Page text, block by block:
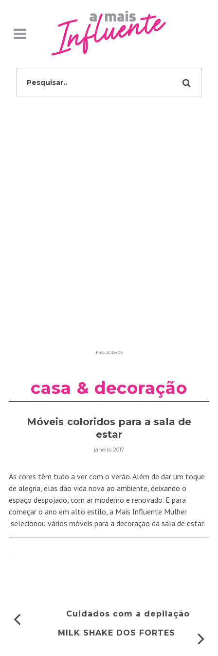
PUBLICIDADE
casa & decoração
Móveis coloridos para a sala de
estar
janeiro 2017
As cores têm tudo a ver com o verão. Além de dar um toque
de alegria, elas dão vida nova ao ambiente, deixando o
espaço despojado, com ar moderno e renovado. E para
começar o ano em alto estilo, a Mais Influente Mulher
selecionou vários móveis para a decoração da sala de estar.
Cuidados com a depilação
MILK SHAKE DOS FORTES